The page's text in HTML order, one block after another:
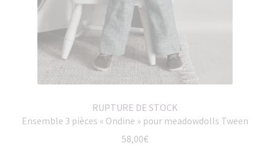
RUPTURE DE STOCK
Ensemble 3 pièces « Ondine » pour meadowdolls Tween
58,00€